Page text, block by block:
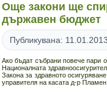
Още закони ще
държавeн бюджет
Публикувана: 11.01.2013
Ако бъдат събрани повече пари
Националната
Закона за здравното
управителя на касата д-р Пламен